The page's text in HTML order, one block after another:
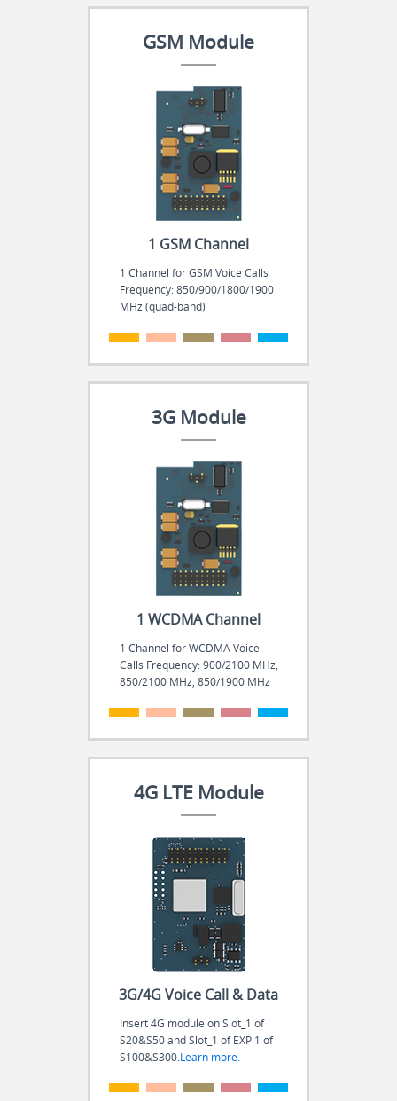
GSM Module
1 GSM Channel
1 Channel for GSM Voice Calls
Frequency: 850/900/1800/1900
MHz (quad-band)
.
. . . .
3G Module
1 WCDMA Channel
1 Channel for WCDMA Voice
Calls Frequency: 900/2100 MHz,
850/2100 MHz, 850/1900 MHz
.
. . . .
4G LTE Module
3G/4G Voice Call & Data
Insert 4G module on Slot_1 of
S20&S50 and Slot_1 of EXP 1 of
S100&S300.Learn more.
.
. . . .